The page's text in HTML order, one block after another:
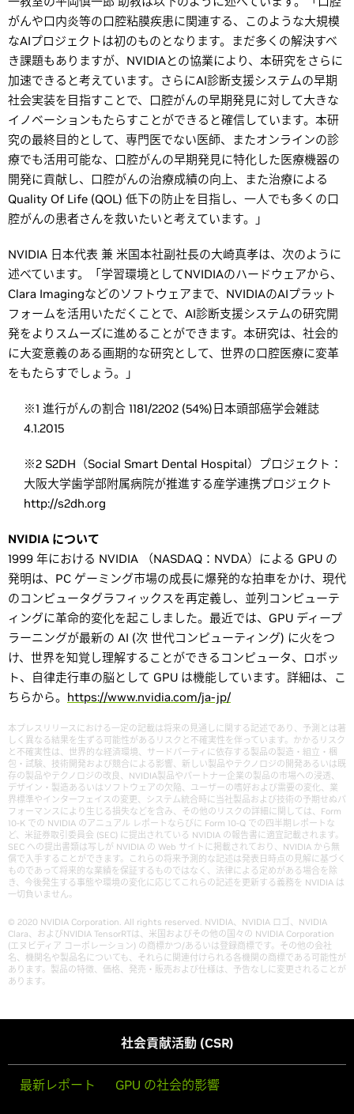
がんや口内炎等の口腔粘膜疾患に関連する、このような大規模
なAIプロジェクトは初のものとなります。まだ多くの解決すべ
き課題もありますが、NVIDIAとの協業により、本研究をさらに
加速できると考えています。さらにAI診断支援システムの早期
社会実装を目指すことで、口腔がんの早期発見に対して大きな
イノベーションもたらすことができると確信しています。本研
究の最終目的として、専門医でない医師、またオンラインの診
療でも活用可能な、口腔がんの早期発見に特化した医療機器の
開発に貢献し、口腔がんの治療成績の向上、また治療による
Quality Of Life (QOL) 低下の防止を目指し、一人でも多くの口
腔がんの患者さんを救いたいと考えています。」
NVIDIA 日本代表 兼 米国本社副社長の大崎真孝は、次のように
述べています。「学習環境としてNVIDIAのハードウェアから、
Clara Imagingなどのソフトウェアまで、NVIDIAのAIプラット
フォームを活用いただくことで、AI診断支援システムの研究開
発をよりスムーズに進めることができます。本研究は、社会的
に大変意義のある画期的な研究として、世界の口腔医療に変革
をもたらすでしょう。」
※1 進行がんの割合 1181/2202 (54%)日本頭部癌学会雑誌
4.1.2015
※2 S2DH（Social Smart Dental Hospital）プロジェクト：
大阪大学歯学部附属病院が推進する産学連携プロジェクト
http://s2dh.org
NVIDIA について
1999 年における NVIDIA （NASDAQ：NVDA）による GPU の
発明は、PC ゲーミング市場の成⻑に爆発的な拍⾞をかけ、現代
のコンピュータグラフィックスを再定義し、並列コンピューテ
ィングに⾰命的変化を起こしました。最近では、GPU ディープ
ラーニングが最新の AI (次 世代コンピューティング) に⽕をつ
け、世界を知覚し理解することができるコンピュータ、ロボッ
ト、⾃律⾛⾏⾞の脳として GPU は機能しています。詳細は、こ
ちらから。 https://www.nvidia.com/ja-jp/
本プレスリリースにおける一定の記載は将来の見通しに関する記述であり、予測とは著
しく異なる結果を生ずる可能性があるリスクと不確実性を伴っています。かかるリスク
と不確実性は、世界的な経済環境、サードパーティに依存する製品の製造・組立・梱
包・試験、技術開発および競合による影響、新しい製品やテクノロジの開発あるいは既
存の製品やテクノロジの改良、NVIDIA製品やパートナー企業の製品の市場への浸透、
デザイン・製造あるいはソフトウェアの欠陥、ユーザーの嗜好および需要の変化、業
界標準やインターフェイスの変更、システム統合時に当社製品および技術の予期せぬパ
フォーマンスにより生じる損失などを含み、その他のリスクの詳細に関しては、Form
10-K での NVIDIA のアニュアル レポートならびに Form 10-Q での四半期レポートな
ど、米証券取引委員会 (SEC) に提出されている NVIDIA の報告書に適宜記載されます。
SEC への提出書類は写しが NVIDIA の Web サイトに掲載されており、NVIDIA から無
償で入手することができます。これらの将来予測的な記述は発表日時点の見解に基づく
ものであって将来的な業績を保証するものではなく、法律による定めがある場合を除
き、今後発生する事態や環境の変化に応じてこれらの記述を更新する義務を NVIDIA は
一切負いません。
© 2020 NVIDIA Corporation. All rights reserved. NVIDIA、NVIDIA ロゴ、NVIDIA
Clara、およびNVIDIA TensorRTは、米国およびその他の国々の NVIDIA Corporation
(エヌビディア コーポレーション) の商標かつ/あるいは登録商標です。その他の会社
名、機関名や製品名についても、それらに関連付けられる各機関の商標である可能性が
あります。製品の特徴、価格、発売・販売および仕様は、予告なしに変更されることが
あります。
社会貢献活動 (CSR)
最新レポート GPU の社会的影響